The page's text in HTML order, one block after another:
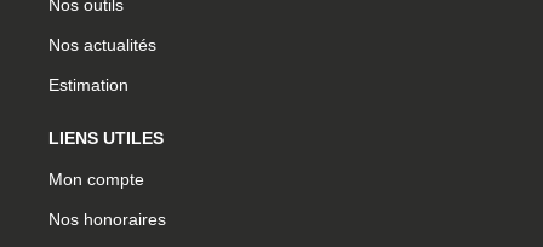
Nos outils
Nos actualités
Estimation
LIENS UTILES
Mon compte
Nos honoraires